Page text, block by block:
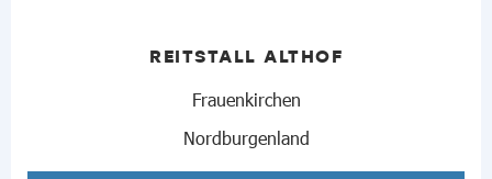
REITSTALL ALTHOF
Frauenkirchen
Nordburgenland